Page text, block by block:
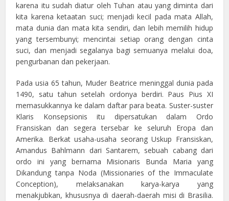
karena itu sudah diatur oleh Tuhan atau yang diminta dari
kita karena ketaatan suci; menjadi kecil pada mata Allah,
mata dunia dan mata kita sendiri, dan lebih memilih hidup
yang tersembunyi; mencintai setiap orang dengan cinta
suci, dan menjadi segalanya bagi semuanya melalui doa,
pengurbanan dan pekerjaan.
Pada usia 65 tahun, Muder Beatrice meninggal dunia pada
1490, satu tahun setelah ordonya berdiri. Paus Pius XI
memasukkannya ke dalam daftar para beata. Suster-suster
Klaris Konsepsionis itu dipersatukan dalam Ordo
Fransiskan dan segera tersebar ke seluruh Eropa dan
Amerika. Berkat usaha-usaha seorang Uskup Fransiskan,
Amandus Bahlmann dari Santarem, sebuah cabang dari
ordo ini yang bernama Misionaris Bunda Maria yang
Dikandung tanpa Noda (Missionaries of the Immaculate
Conception), melaksanakan karya-karya yang
menakjubkan, khususnya di daerah-daerah misi di Brasilia.